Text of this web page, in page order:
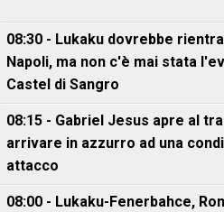
08:30 - Lukaku dovrebbe
Napoli, ma non c'è mai stata
Castel di Sangro
08:15 - Gabriel Jesus apre al
arrivare in azzurro ad una
attacco
08:00 - Lukaku-Fenerbahce,